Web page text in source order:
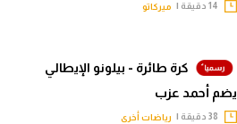
ميركاتو
كرة طائرة - بيلونو الإيطالي
يضم أحمد عزب
رياضات أخرى